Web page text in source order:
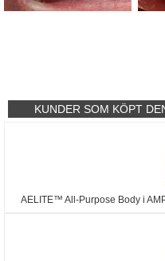
KUNDER SOM KÖPT
AELITE™ All-Purpose Body i